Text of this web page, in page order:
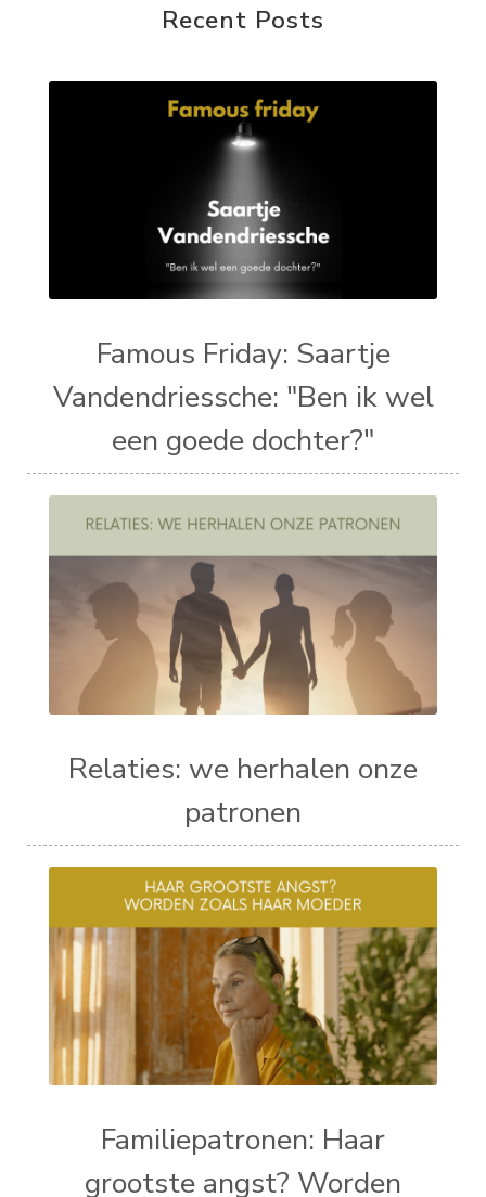
Recent Posts
Famous Friday: Saartje
Vandendriessche: "Ben ik wel
een goede dochter?"
Relaties: we herhalen onze
patronen
Familiepatronen: Haar
grootste angst? Worden